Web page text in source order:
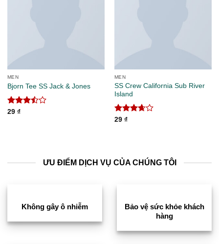
MEN
Bjorn Tee SS Jack & Jones
Được
29 ₫
MEN
SS Crew California Sub River
Island
Được
29 ₫
ƯU ĐIỂM DỊCH VỤ CỦA CHÚNG TÔI
Không gây ô nhiễm
Bảo vệ sức khỏe khách
hàng